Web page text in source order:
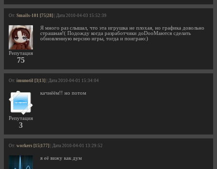
От: Smails-101 [75|28] | Дата 2010-04-03 15:52:39
Репутация
75
Я много раз слышал, что эта игрушка не плохая, но графика довольно
страшная!( Подожду когда разработчики доDooMаются сделать
обновленную версию игры, тогда и поиграю:)
От: imunotil [3|13] | Дата 2010-04-01 15:34:04
Репутация
3
качнёём!! но потом
От: workers [15|177] | Дата 2010-04-01 13:29:52
я её вижу как дум